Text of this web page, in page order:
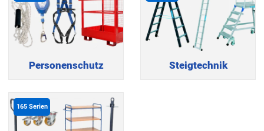
Personenschutz Steigtechnik
165 Serien